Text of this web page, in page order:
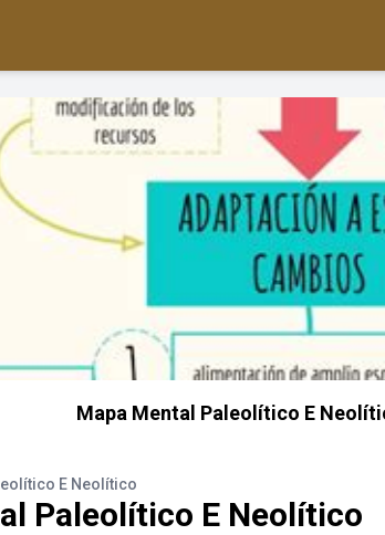
Mapa Mental Paleolítico E
E Neolítico
Paleolítico E Neolítico